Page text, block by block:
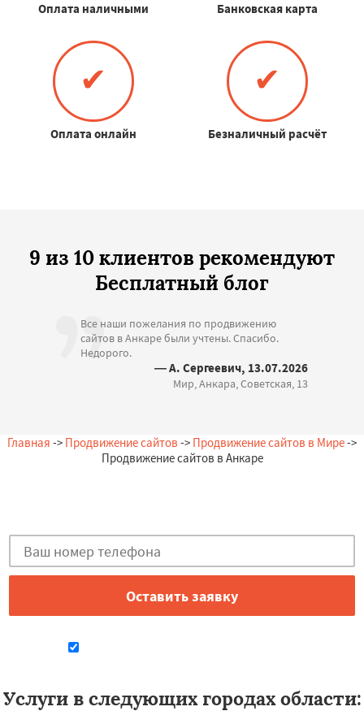
Оплата наличными Банковская карта
✔
Оплата онлайн
✔
Безналичный расчёт
9 из 10 клиентов рекомендуют
Бесплатный блог
Все наши пожелания по продвижению
сайтов в Анкаре были учтены. Спасибо.
Недорого.
— А. Сергеевич, 13.07.2026
Мир, Анкара, Советская, 13
Главная -> Продвижение сайтов -> Продвижение сайтов в Мире->
Продвижение сайтов в Анкаре
Услуги в следующих городах области: